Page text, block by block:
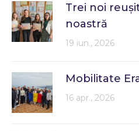
Trei noi
noastră
19 iun., 2026
Mobilitate
16 apr., 2026